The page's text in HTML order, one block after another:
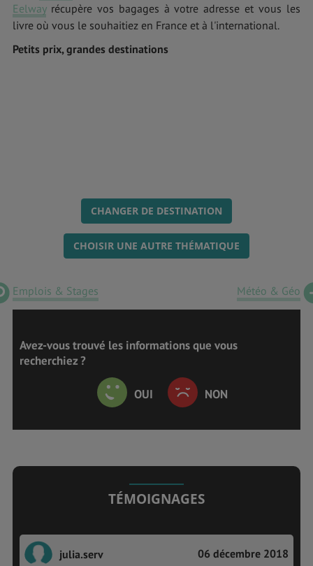
Eelwayrécupère vos bagages à votre adresse et vous les
livre où vous le souhaitiez en France et à l'international.
Petits prix, grandes destinations
CHANGER DE DESTINATION
CHOISIR UNE AUTRE THÉMATIQUE
Emplois & Stages Météo & Géo
Avez-vous trouvé les informations que vous
recherchiez ?
OUI NON
TÉMOIGNAGES
julia.serv 06 décembre 2018